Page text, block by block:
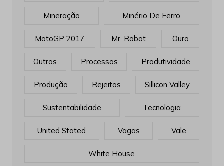
Mineração Minério De Ferro
MotoGP 2017 Mr. Robot Ouro
Outros Processos Produtividade
Produção Rejeitos Sillicon Valley
Sustentabilidade Tecnologia
United Stated Vagas Vale
White House